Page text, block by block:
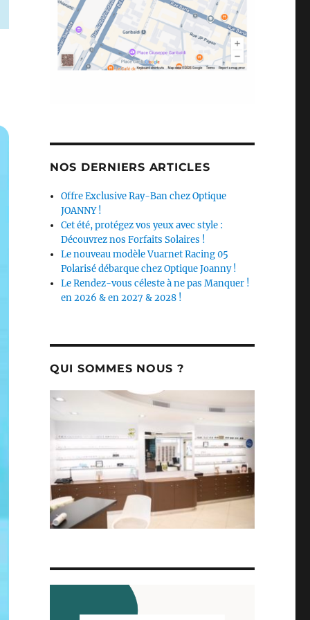
NOS DERNIERS ARTICLES
Offre Exclusive Ray-Ban chez Optique
JOANNY !
Cet été, protégez vos yeux avec style :
Découvrez nos Forfaits Solaires !
Le nouveau modèle Vuarnet Racing 05
Polarisé débarque chez Optique Joanny !
Le Rendez-vous céleste à ne pas Manquer !
en 2026 & en 2027 & 2028 !
QUI SOMMES NOUS ?